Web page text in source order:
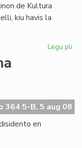
de Kultura
kiu havis la
Legu pli
364 5-B, 5 aug 08
en